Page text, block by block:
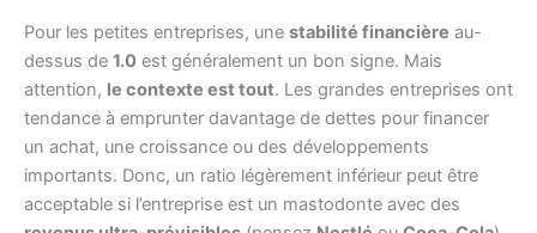
Pour les petites entreprises, une stabilité financière au-
dessus de 1.0 est généralement un bon signe. Mais
attention, le contexte est tout. Les grandes entreprises ont
tendance à emprunter davantage de dettes pour financer
un achat, une croissance ou des développements
importants. Donc, un ratio légèrement inférieur peut être
acceptable si l’entreprise est un mastodonte avec des